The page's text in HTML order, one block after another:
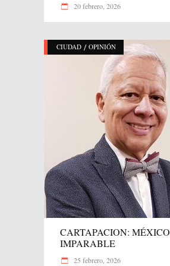
20 febrero, 2026
CIUDAD / OPINIÓN
CARTAPACION: MÉXICO
IMPARABLE
25 febrero, 2026